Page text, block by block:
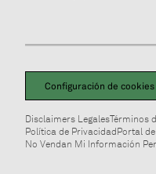
Configuración de cookies
Disclaimers LegalesTérminos
Política de PrivacidadPortal
No Vendan Mi Información